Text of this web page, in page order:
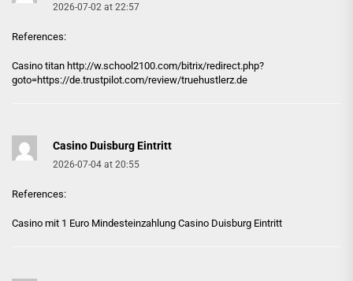
2026-07-02 at 22:57
References:
Casino titan http://w.school2100.com/bitrix/redirect.php?
goto=https://de.trustpilot.com/review/truehustlerz.de
Casino Duisburg Eintritt
2026-07-04 at 20:55
References:
Casino mit 1 Euro Mindesteinzahlung Casino Duisburg Eintritt